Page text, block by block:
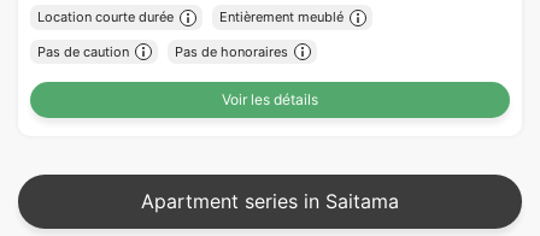
Location courte durée Entièrement meublé
Pas de caution Pas de honoraires
Voir les détails
Apartment series in Saitama